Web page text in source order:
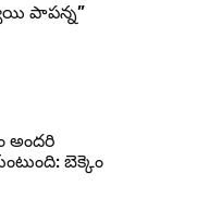
పాపన్న”
అందరి
బెక్కెం